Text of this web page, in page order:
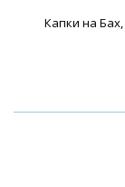
Капки на